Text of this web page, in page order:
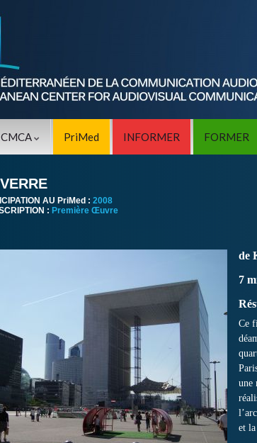
CMCA PriMed INFORMER FORMER
AU PriMed : 2008
: Première Œuvre
de
7
Ce
une
et la